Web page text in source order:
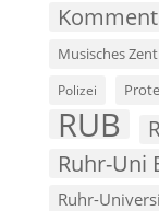
Musisches
Polizei
RUB
Ruhr-Uni
Ruhr-